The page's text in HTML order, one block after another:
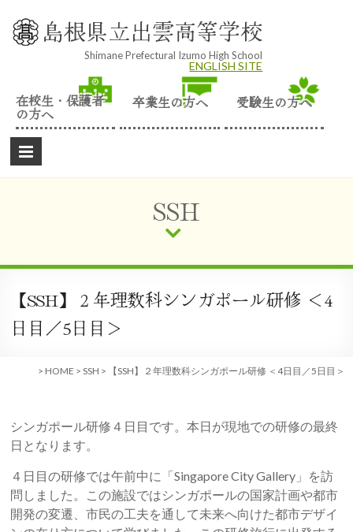
content 島根県立出雲高等学校
Shimane Prefectural Izumo High School
ENGLISH SITE
在校生・保護者
の方へ
卒業生の方へ 受験生の方へ
SSH
【SSH】２年理数科シンガポール研修 ＜4
日目／5日目＞
> HOME > SSH > 【SSH】２年理数科シンガポール研修 ＜4日目／5日目＞
シンガポール研修４日目です。本日が現地での研修の最終
日となります。
４日目の研修では午前中に「Singapore City Gallery」を訪
問しました。この施設ではシンガポールの国家計画や都市
開発の変遷、市民の工夫を通して未来へ向けた都市デザイ